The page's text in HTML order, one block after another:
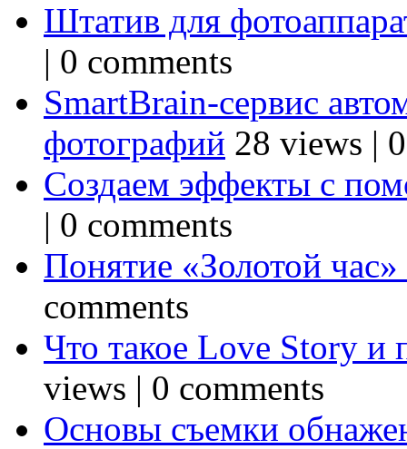
Штатив для
| 0 comments
SmartBrain-сервис
фотографий 28 views |
Создаем эффекты с
| 0 comments
Понятие «Золотой
comments
Что такое Love Story и
views | 0 comments
Основы съемки